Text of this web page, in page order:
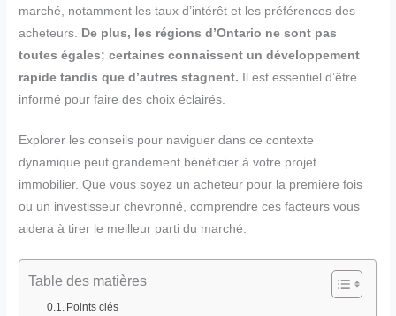
marché, notamment les taux d’intérêt et les préférences des
acheteurs. De plus, les régions d’Ontario ne sont pas
toutes égales; certaines connaissent un développement
rapide tandis que d’autres stagnent. Il est essentiel d’être
informé pour faire des choix éclairés.
Explorer les conseils pour naviguer dans ce contexte
dynamique peut grandement bénéficier à votre projet
immobilier. Que vous soyez un acheteur pour la première fois
ou un investisseur chevronné, comprendre ces facteurs vous
aidera à tirer le meilleur parti du marché.
Table des matières
Points clés